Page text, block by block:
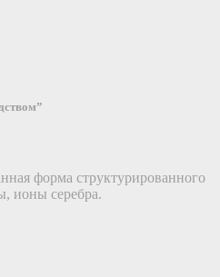
форма структурированного
ионы серебра.